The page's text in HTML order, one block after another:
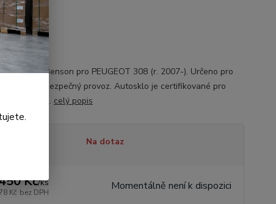
čelní sklo Benson pro PEUGEOT 308 (r. 2007-). Určeno pro
usazení a bezpečný provoz. Autosklo je certifikované pro
použití v ČR. celý popis
Na dotaz
Kč/ks
Kč bez DPH Momentálně není k dispozici